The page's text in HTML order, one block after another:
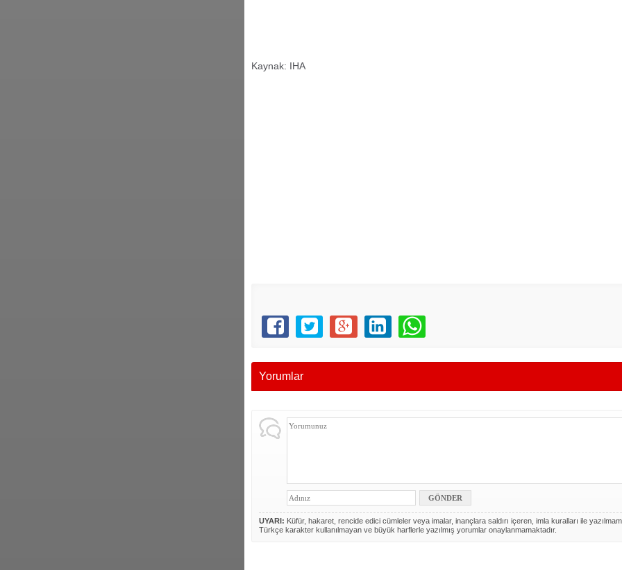
Kaynak: IHA
Yorumlar
UYARI: Küfür, hakaret, rencide edici cümleler veya imalar, inançlara saldırı içeren, imla kuralları ile
Türkçe karakter kullanılmayan ve büyük harflerle yazılmış yorumlar onaylanmamaktadır.